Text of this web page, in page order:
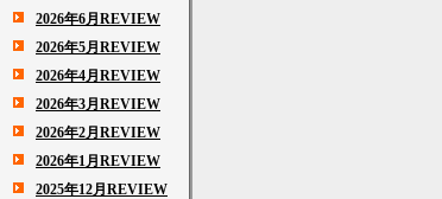
2026年6月REVIEW
2026年5月REVIEW
2026年4月REVIEW
2026年3月REVIEW
2026年2月REVIEW
2026年1月REVIEW
2025年12月REVIEW